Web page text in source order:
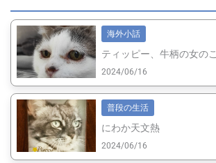
海外小話
ティッピー、牛柄の女のこ
2024/06/16
普段の生活
にわか天文熱
2024/06/16